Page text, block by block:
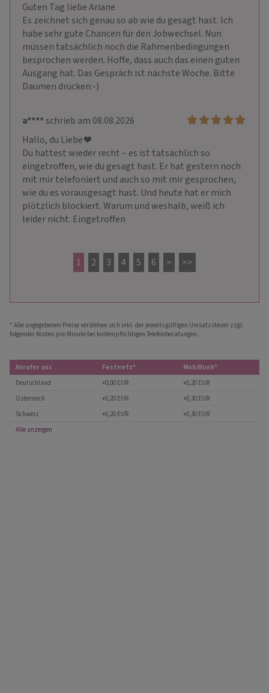
Guten Tag liebe Ariane
Es zeichnet sich genau so ab wie du gesagt hast. Ich
habe sehr gute Chancen für den Jobwechsel. Nun
müssen tatsächlich noch die Rahmenbedingungen
besprochen werden. Hoffe, dass auch das einen guten
Ausgang hat. Das Gespräch ist nächste Woche. Bitte
Daumen drücken:-)
a****schrieb am 08.08.2026
Hallo, du Liebe ❤️
Du hattest wieder recht – es ist tatsächlich so
eingetroffen, wie du gesagt hast. Er hat gestern noch
mit mir telefoniert und auch so mit mir gesprochen,
wie du es vorausgesagt hast. Und heute hat er mich
plötzlich blockiert. Warum und weshalb, weiß ich
leider nicht. Eingetroffen
1 2 3 4 5 6 > >>
* Alle angegebenen Preise verstehen sich inkl. der jeweils gültigen Umsatzsteuer zzgl.
folgender Kosten pro Minute bei kostenpflichtigen Telefonberatungen.
Anrufer aus Festnetz*
Mobilfunk*
Deutschland
+0,00 EUR
+0,20 EUR
Österreich
+0,20 EUR
+0,30 EUR
Schweiz
+0,20 EUR
+0,30 EUR
Alle anzeigen